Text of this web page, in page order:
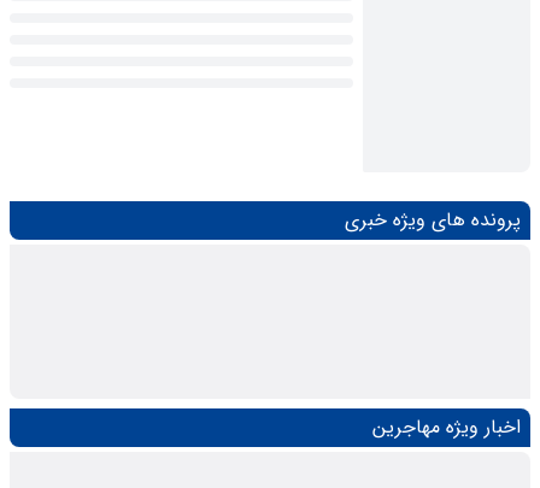
پرونده های ویژه خبری
اخبار ویژه مهاجرین